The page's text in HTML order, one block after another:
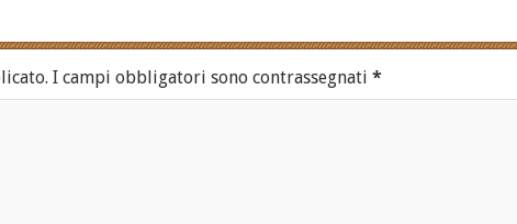
I campi obbligatori sono contrassegnati *